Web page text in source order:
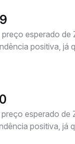
esperado de
positiva, já
esperado de
positiva, já